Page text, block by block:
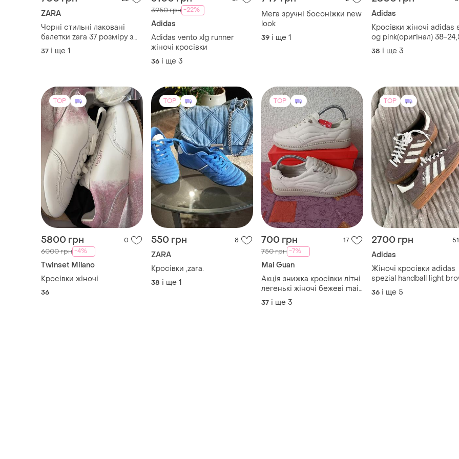
TOP
5800 грн 0
6000 грн -4%
Twinset Milano
Кросівки жіночі
TOP
550 грн 8
ZARA
Кросівки ,zara.
38 і ще 1
TOP
700 грн 17
750 грн -7%
Mai Guan
Акція знижка кросівки літні
легенькі жіночі бежеві mai
guan
37 і ще 3
TOP
2700 грн 51
Adidas
Жіночі кросівки adidas
spezial handball light
коричневі кеди адідас
спеціал спешл
і ще 5